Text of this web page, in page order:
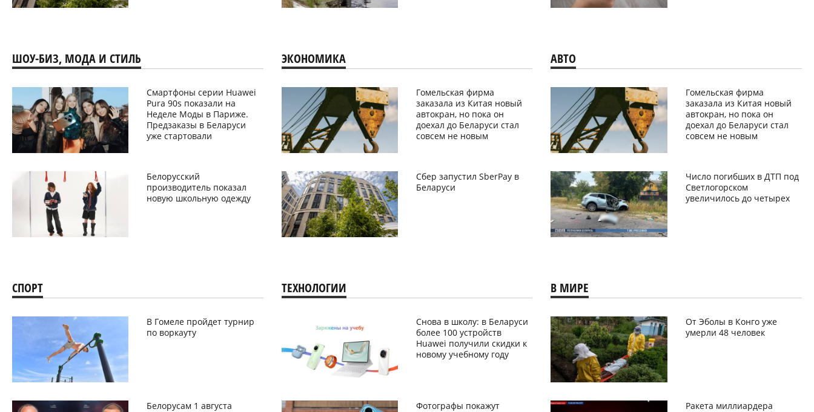
ШОУ-БИЗ, МОДА И СТИЛЬ
Смартфоны серии Huawei
Pura 90s показали на
Неделе Моды в Париже.
Предзаказы в Беларуси
уже стартовали
Белорусский
производитель показал
новую школьную одежду
ЭКОНОМИКА
Гомельская фирма
заказала из Китая новый
автокран, но пока он
доехал до Беларуси стал
совсем не новым
Сбер запустил SberPay в
Беларуси
АВТО
Гомельская фирма
заказала из Китая новый
автокран, но пока он
доехал до Беларуси стал
совсем не новым
Число погибших в ДТП под
Светлогорском
увеличилось до четырех
СПОРТ
В Гомеле пройдет турнир
по воркауту
Белорусам 1 августа
ТЕХНОЛОГИИ
Снова в школу: в Беларуси
более 100 устройств
Huawei получили скидки к
новому учебному году
Фотографы покажут
В МИРЕ
От Эболы в Конго уже
умерли 48 человек
Ракета миллиардера